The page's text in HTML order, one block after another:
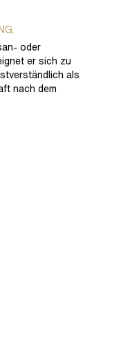
oder
er sich zu
als
nach dem